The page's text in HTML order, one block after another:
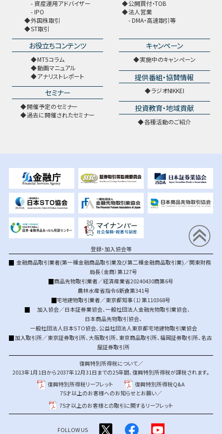
資産運用アドバイザー
IPO
外国株取引
ST取引
公開買付・TOB
法人営業
DMA・高速取引等
お役立ちコンテンツ
MT5コラム
動画マニュアル
アナリストレポート
セミナー
開催予定のセミナー
過去に開催されたセミナー
キャンペーン
実施中のキャンペーン
提供番組・協賛情報
ラジオNIKKEI
投資教育・地域貢献
各種活動のご紹介
登録・加入協会等
金融商品取引業者(第一種金融商品取引業及び第二種金融商品取引業)／関東財務
局長（金商）第127号
商品先物取引業者／経済産業省20240430商第6号
農林水産省指令6新食第341号
宅地建物取引業者／東京都知事（1）第110368号
加入協会／日本証券業協会、一般社団法人金融先物取引業協会、
日本商品先物取引協会、
一般社団法人日本STO協会、公益社団法人東京都宅地建物取引業協会
加入取引所／東京証券取引所、大阪取引所、 東京商品取引所、福岡証券取引所、名古
屋証券取引所
復興特別所得税について／
2013年1月1日から2037年12月31日までの25年間、復興特別所得税が課税されます。
復興特別所得税リーフレット
復興特別所得税Q&A
75才以上のお客様へのお知らせとお願い／
75才以上のお客様との取引に関するリーフレット
FOLLOW US